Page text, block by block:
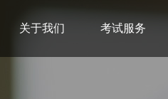
关于我们 考试服务